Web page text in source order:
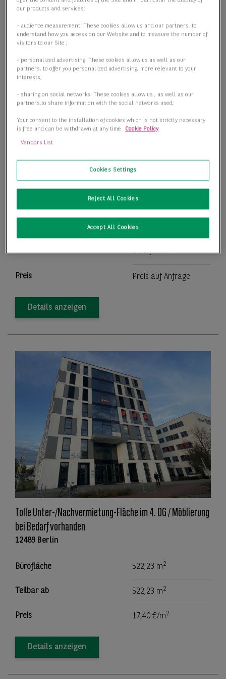
Logistikfläche in Mönchengladbach | 36 RAMPEN | RWA |
A61
41189 Mönchengladbach
Lager-/Produktionsfläche 5.546,00 m
Teilbar ab 5.546,00 m
Preis Preis auf Anfrage
Details anzeigen
Tolle Unter-/Nachvermietung-Fläche im 4. OG / Möblierung
bei Bedarf vorhanden
12489 Berlin
Bürofläche 522,23 m2
Teilbar ab 522,23 m2
Preis 17,40 €/m2
Details anzeigen
our products and services;
- audience measurement: These cookies allow us and our partners, to
understand how you access on our Website and to measure the number of
visitors to our Site ;
- personalized advertising: These cookies allow us as well as our
partners, to offer you personalized advertising, more relevant to your
interests;
- sharing on social networks: These cookies allow us , as well as our
partners,to share information with the social networks used;
Your consent to the installation of cookies which is not strictly necessary
is free and can be withdrawn at any time. Cookie Policy
Vendors List
Cookies Settings
Reject All Cookies
Accept All Cookies